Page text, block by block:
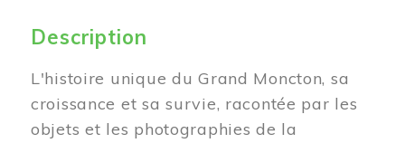
Description
L'histoire unique du Grand Moncton, sa
croissance et sa survie, racontée par les
objets et les photographies de la